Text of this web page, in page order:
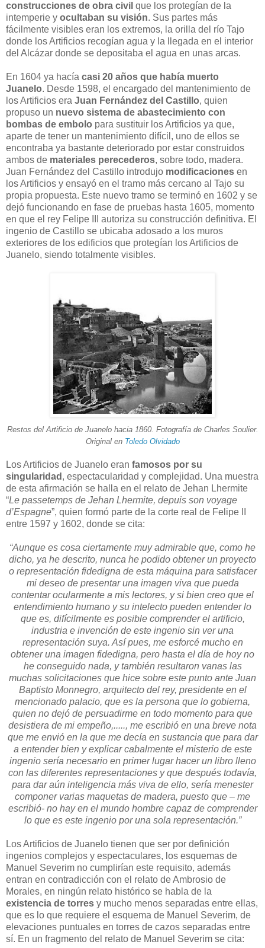
construcciones de obra civil que los protegían de la
intemperie y ocultaban su visión. Sus partes más
fácilmente visibles eran los extremos, la orilla del río Tajo
donde los Artificios recogían agua y la llegada en el interior
del Alcázar donde se depositaba el agua en unas arcas.
En 1604 ya hacía casi 20 años que había muerto
Juanelo. Desde 1598, el encargado del mantenimiento de
los Artificios era Juan Fernández del Castillo, quien
propuso un nuevo sistema de abastecimiento con
bombas de embolo para sustituir los Artificios ya que,
aparte de tener un mantenimiento difícil, uno de ellos se
encontraba ya bastante deteriorado por estar construidos
ambos de materiales perecederos, sobre todo, madera.
Juan Fernández del Castillo introdujo modificaciones en
los Artificios y ensayó en el tramo más cercano al Tajo su
propia propuesta. Este nuevo tramo se terminó en 1602 y se
dejó funcionando en fase de pruebas hasta 1605, momento
en que el rey Felipe III autoriza su construcción definitiva. El
ingenio de Castillo se ubicaba adosado a los muros
exteriores de los edificios que protegían los Artificios de
Juanelo, siendo totalmente visibles.
Restos del Artificio de Juanelo hacia 1860. Fotografía de Charles Soulier.
Original en Toledo Olvidado
Los Artificios de Juanelo eran famosos por su
singularidad , espectacularidad y complejidad. Una muestra
de esta afirmación se halla en el relato de Jehan Lhermite
“Le passetemps de Jehan Lhermite, depuis son voyage
d’Espagne”, quien formó parte de la corte real de Felipe II
entre 1597 y 1602, donde se cita:
“Aunque es cosa ciertamente muy admirable que, como he
dicho, ya he descrito, nunca he podido obtener un proyecto
o representación fidedigna de esta máquina para satisfacer
mi deseo de presentar una imagen viva que pueda
contentar ocularmente a mis lectores, y si bien creo que el
entendimiento humano y su intelecto pueden entender lo
que es, difícilmente es posible comprender el artificio,
industria e invención de este ingenio sin ver una
representación suya. Así pues, me esforcé mucho en
obtener una imagen fidedigna, pero hasta el día de hoy no
he conseguido nada, y también resultaron vanas las
muchas solicitaciones que hice sobre este punto ante Juan
Baptisto Monnegro, arquitecto del rey, presidente en el
mencionado palacio, que es la persona que lo gobierna,
quien no dejó de persuadirme en todo momento para que
desistiera de mi empeño,....., me escribió en una breve nota
que me envió en la que me decía en sustancia que para dar
a entender bien y explicar cabalmente el misterio de este
ingenio sería necesario en primer lugar hacer un libro lleno
con las diferentes representaciones y que después todavía,
para dar aún inteligencia más viva de ello, sería menester
componer varias maquetas de madera, puesto que – me
escribió- no hay en el mundo hombre capaz de comprender
lo que es este ingenio por una sola representación.”
Los Artificios de Juanelo tienen que ser por definición
ingenios complejos y espectaculares, los esquemas de
Manuel Severim no cumplirían este requisito, además
entran en contradicción con el relato de Ambrosio de
Morales, en ningún relato histórico se habla de la
existencia de torres y mucho menos separadas entre ellas,
que es lo que requiere el esquema de Manuel Severim, de
elevaciones puntuales en torres de cazos separadas entre
sí. En un fragmento del relato de Manuel Severim se cita: